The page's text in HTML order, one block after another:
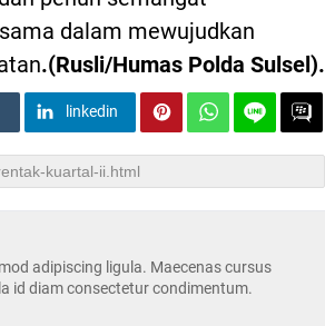
dalam mewujudkan
.(Rusli/Humas Polda Sulsel).
linkedin
adipiscing ligula. Maecenas cursus
id diam consectetur condimentum.